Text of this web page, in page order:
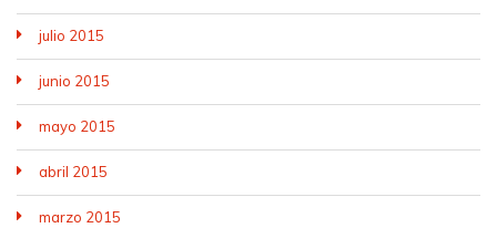
julio 2015
junio 2015
mayo 2015
abril 2015
marzo 2015